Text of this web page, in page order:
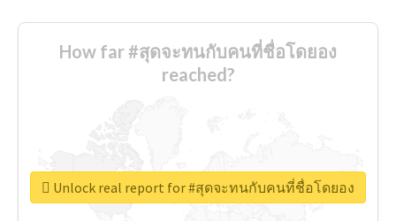
How far #สุดจะทนกับคนที่ชื่อโดยอง
reached?
Unlock real report for #สุดจะทนกับคนที่ชื่อโดยอง